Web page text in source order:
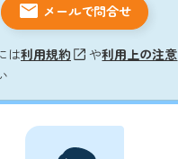
メールで問合せ
は利用規約 や利用上の注意